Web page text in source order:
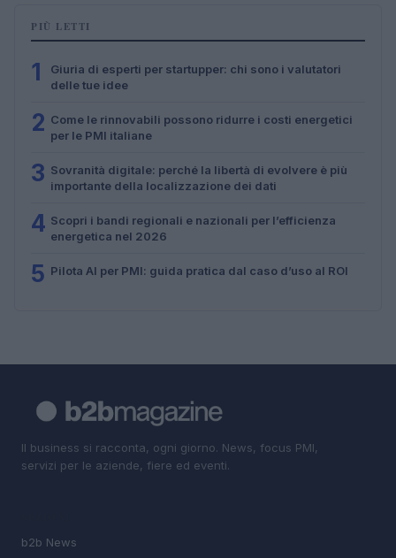
PIÙ LETTI
1
Giuria di esperti per startupper: chi sono i valutatori
delle tue idee
2 Come le rinnovabili possono ridurre i costi energetici
per le PMI italiane
3 Sovranità digitale: perché la libertà di evolvere è più
importante della localizzazione dei dati
4 Scopri i bandi regionali e nazionali per l’efficienza
energetica nel 2026
5 Pilota AI per PMI: guida pratica dal caso d’uso al ROI
Il business si racconta, ogni giorno. News, focus PMI,
servizi per le aziende, fiere ed eventi.
b2b News